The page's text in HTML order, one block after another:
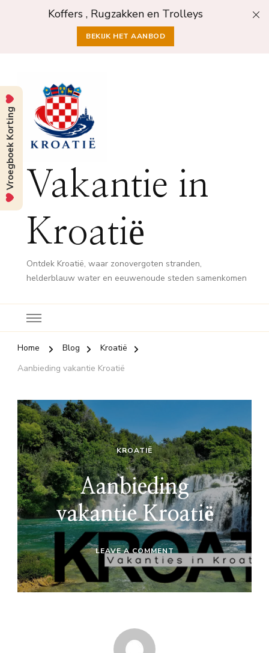
Koffers , Rugzakken en Trolleys
BEKIJK HET AANBOD
Vakantie in
Kroatië
Ontdek Kroatië, waar zonovergoten stranden,
helderblauw water en eeuwenoude steden samenkomen
Home Blog
Kroatië
Aanbieding vakantie Kroatië
KROATIË
Aanbieding
vakantie Kroatië
LEAVE A COMMENTON
AANBIEDING
VAKANTIE
KROATIË
Vroegboek Korting